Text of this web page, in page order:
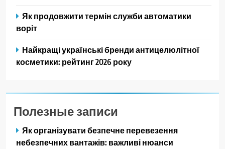
Як продовжити термін служби автоматики
воріт
Найкращі українські бренди антицелюлітної
косметики: рейтинг 2026 року
Полезные записи
Як організувати безпечне перевезення
небезпечних вантажів: важливі нюанси